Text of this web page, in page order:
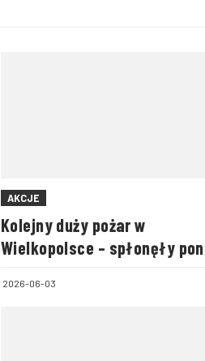
AKCJE
Kolejny duży pożar w
Wielkopolsce – spłonęły
2026-06-03